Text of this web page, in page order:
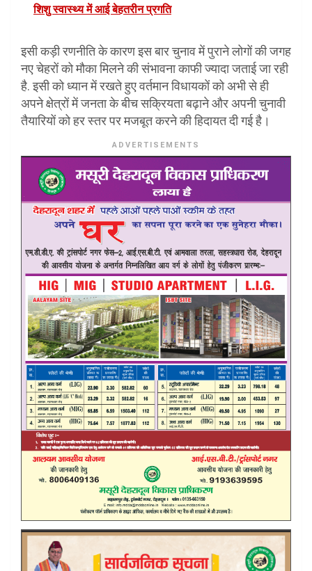
शिशु स्वास्थ्य में आई बेहतरीन प्रगति
इसी कड़ी रणनीति के कारण इस बार चुनाव में पुराने लोगों की जगह
नए चेहरों को मौका मिलने की संभावना काफी ज्यादा जताई जा रही
है. इसी को ध्यान में रखते हुए वर्तमान विधायकों को अभी से ही
अपने क्षेत्रों में जनता के बीच सक्रियता बढ़ाने और अपनी चुनावी
तैयारियों को हर स्तर पर मजबूत करने की हिदायत दी गई है।
ADVERTISEMENTS